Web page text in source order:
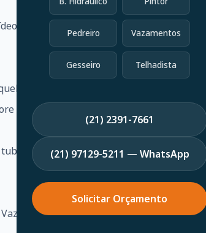
Pedreiro Vazamentos
Gesseiro Telhadista
(21) 2391-7661
(21) 97129-5211 — WhatsApp
Solicitar Orçamento
no tubo ajudam a identificar uma